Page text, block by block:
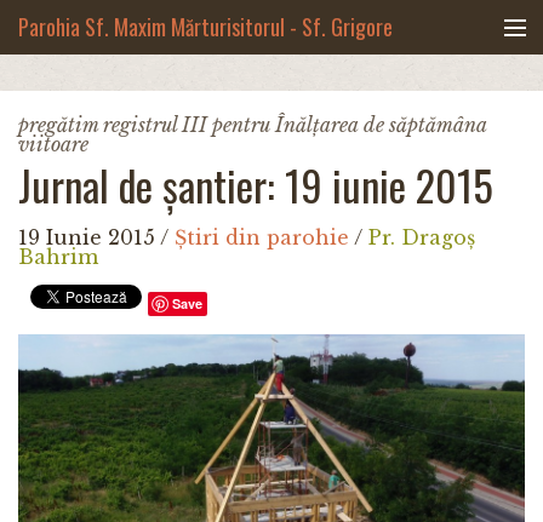
Parohia Sf. Maxim Mărturisitorul - Sf. Grigore
Noua biserică
Botezuri & Cununii
Teologie & Cuvinte duhovnicești
Preotul paroh
Program liturgic
Despre noi
pregătim registrul III pentru Înălțarea de săptămâna
viitoare
Jurnal de șantier: 19 iunie 2015
19 Iunie 2015 / Știri din parohie / Pr. Dragoș
Bahrim
Save